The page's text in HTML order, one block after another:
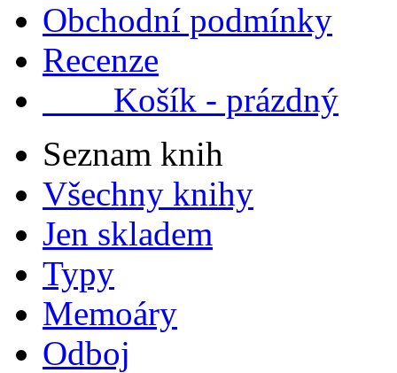
Obchodní podmínky
Recenze
Košík - prázdný
Seznam knih
Všechny knihy
Jen skladem
Typy
Memoáry
Odboj